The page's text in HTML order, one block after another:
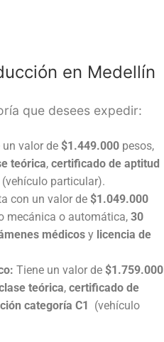
en Medellín
que desees expedir:
un valor de $1.449.000 pesos,
teórica, certificado de aptitud
(vehículo particular).
con un valor de $1.049.000
mecánica o automática, 30
médicos y licencia de
Tiene un valor de $1.759.000
teórica, certificado de
categoría C1 (vehículo